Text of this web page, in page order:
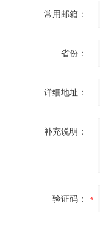
常用邮箱：
省份：
详细地址：
补充说明：
验证码：